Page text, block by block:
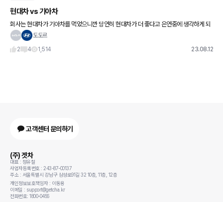
현대차 vs 기아차
회사는 현대차가 기아차를 먹었으니깐 당연히 현대차가 더 좋다고 은연중에 생각하게 되
는데 막상 차종 옵션 보면 지금은 기아차가 더 좋네요 국산차를 선택하는 이유가 가격, 옵
도도르
2
4 1,514 23.08.12
고객센터 문의하기
(주) 겟차
대표 : 정유철
사업자등록번호 : 243-87-00137
주소 : 서울특별시 강남구 삼성로91길 32 10층, 11층, 12층
개인정보보호책임자 : 이동용
이메일 : support@getcha.kr
전화번호: 1800-0456